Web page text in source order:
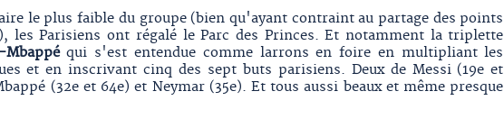
le plus faible du groupe (bien qu'ayant contraint au partage des points
les Parisiens ont régalé le Parc des Princes. Et notamment la triplette
qui s'est entendue comme larrons en foire en multipliant les
et en inscrivant cinq des sept buts parisiens. Deux de Messi (19e et
(32e et 64e) et Neymar (35e). Et tous aussi beaux et même presque